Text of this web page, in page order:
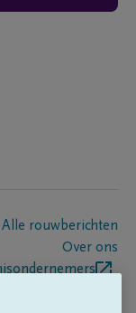
Alle rouwberichten
Over ons